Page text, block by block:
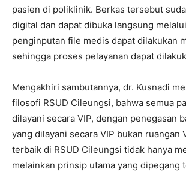
pasien di poliklinik. Berkas tersebut
digital dan dapat dibuka langsung
penginputan file medis dapat dilakukan
sehingga proses pelayanan dapat
Mengakhiri sambutannya, dr. Kusnadi
filosofi RSUD Cileungsi, bahwa semua
dilayani secara VIP, dengan penegasan
yang dilayani secara VIP bukan ruangan
terbaik di RSUD Cileungsi tidak hanya
melainkan prinsip utama yang dipegang